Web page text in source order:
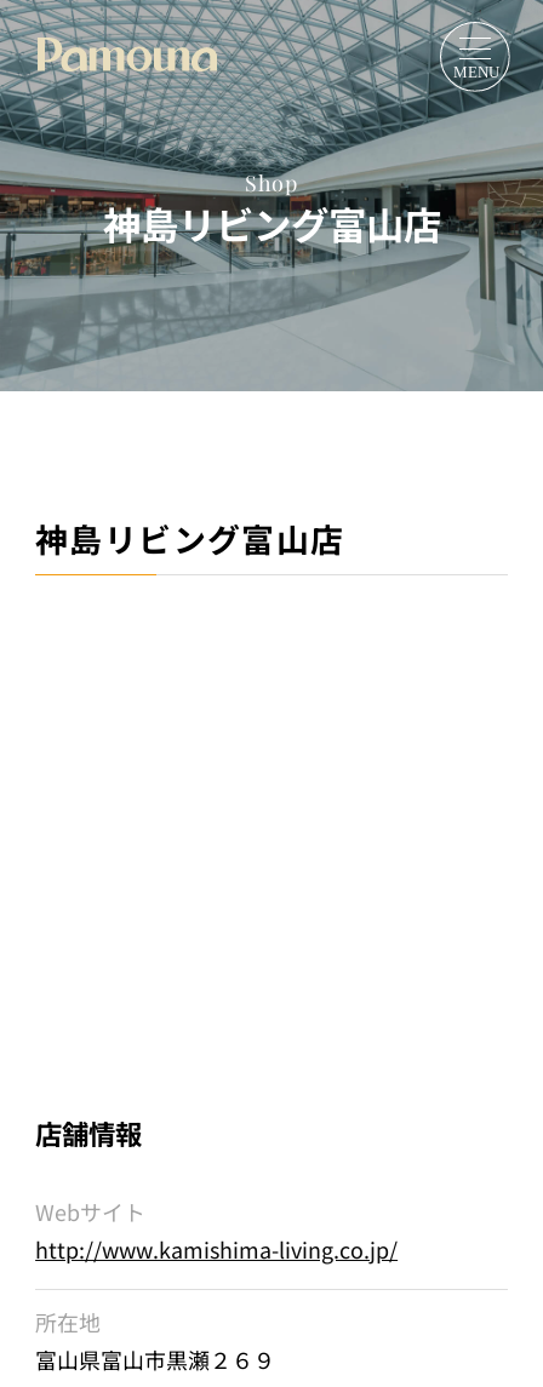
Shop
神島リビング富山店
神島リビング富山店
店舗情報
Webサイト
http://www.kamishima-living.co.jp/
所在地
富山県富山市黒瀬２６９